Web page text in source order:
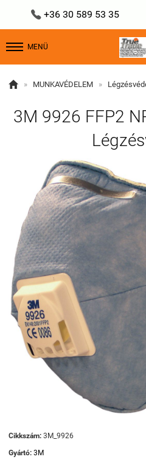
 +36 30 589 53 35
MENÜ
 » MUNKAVÉDELEM »
3M 9926 FFP2
Cikkszám: 3M_9926
Gyártó: 3M